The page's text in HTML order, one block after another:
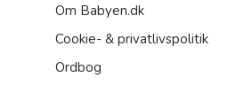
Om Babyen.dk
Cookie- & privatlivspolitik
Ordbog